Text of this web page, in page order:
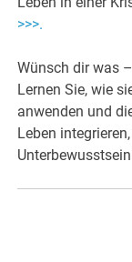
>>>.
Wünsch dir was
Lernen Sie, wie
anwenden und
Leben